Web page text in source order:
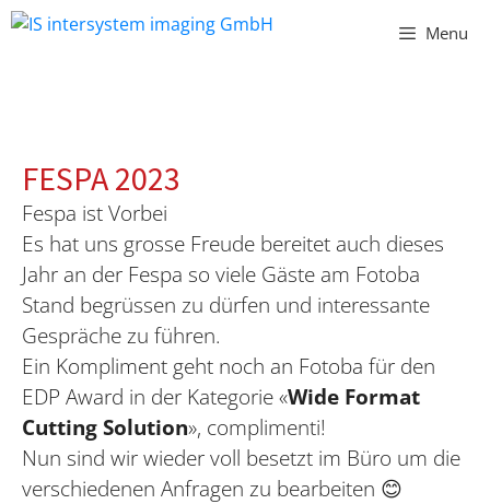
Vai
Menu
FESPA 2023
Fespa ist Vorbei
Es hat uns grosse Freude bereitet auch dieses
Jahr an der Fespa so viele Gäste am Fotoba
Stand begrüssen zu dürfen und interessante
Gespräche zu führen.
Ein Kompliment geht noch an Fotoba für den
EDP Award in der Kategorie «Wide Format
Cutting Solution», complimenti!
Nun sind wir wieder voll besetzt im Büro um die
verschiedenen Anfragen zu bearbeiten 😊